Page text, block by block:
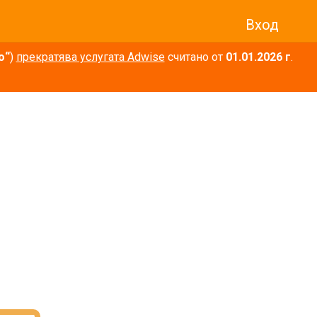
Вход
) прекратява услугата Adwiseсчитано от 01.01.2026 г.